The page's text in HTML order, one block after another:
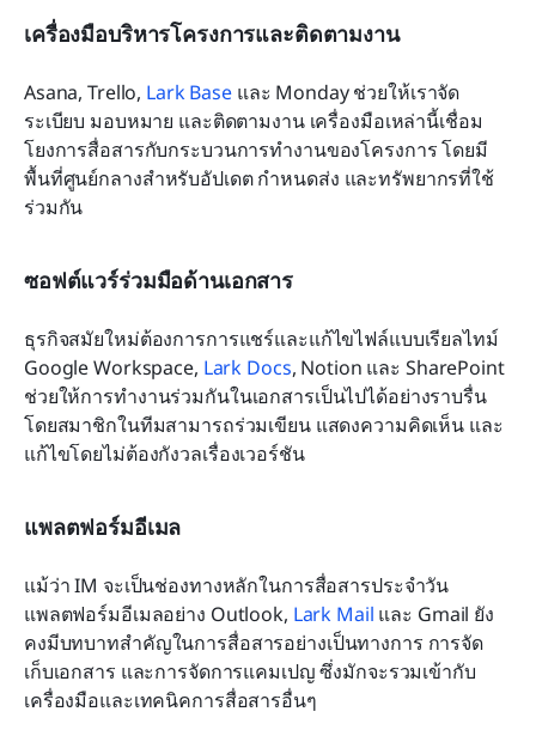
เครื่องมือบริหารโครงการและติดตามงาน
Asana, Trello, Lark Base และ Monday ช่วยให้เราจัด
ระเบียบ มอบหมาย และติดตามงาน เครื่องมือเหล่านี้เชื่อม
โยงการสื่อสารกับกระบวนการทำงานของโครงการ โดยมี
พื้นที่ศูนย์กลางสำหรับอัปเดต กำหนดส่ง และทรัพยากรที่ใช้
ร่วมกัน
ซอฟต์แวร์ร่วมมือด้านเอกสาร
ธุรกิจสมัยใหม่ต้องการการแชร์และแก้ไขไฟล์แบบเรียลไทม์
Google Workspace, Lark Docs, Notion และ SharePoint
ช่วยให้การทำงานร่วมกันในเอกสารเป็นไปได้อย่างราบรื่น
โดยสมาชิกในทีมสามารถร่วมเขียน แสดงความคิดเห็น และ
แก้ไขโดยไม่ต้องกังวลเรื่องเวอร์ชัน
แพลตฟอร์มอีเมล
แม้ว่า IM จะเป็นช่องทางหลักในการสื่อสารประจำวัน
แพลตฟอร์มอีเมลอย่าง Outlook, Lark Mail และ Gmail ยัง
คงมีบทบาทสำคัญในการสื่อสารอย่างเป็นทางการ การจัด
เก็บเอกสาร และการจัดการแคมเปญ ซึ่งมักจะรวมเข้ากับ
เครื่องมือและเทคนิคการสื่อสารอื่นๆ